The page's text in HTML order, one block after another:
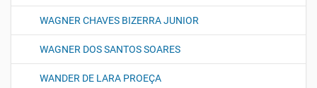
WAGNER CHAVES BIZERRA JUNIOR
WAGNER DOS SANTOS SOARES
WANDER DE LARA PROEÇA